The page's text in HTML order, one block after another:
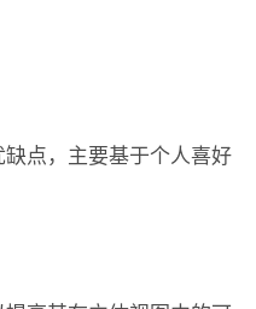
点，主要基于个人喜好